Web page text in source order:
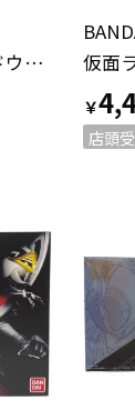
DXメモリアルライドウォッチセット 仮面ライダー
￥
店頭